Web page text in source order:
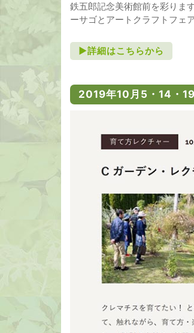
鉄五郎記念美術館前を彩りま
ーサゴとアートクラフトフェ
►詳細はこちらから
2019年10月5・14・